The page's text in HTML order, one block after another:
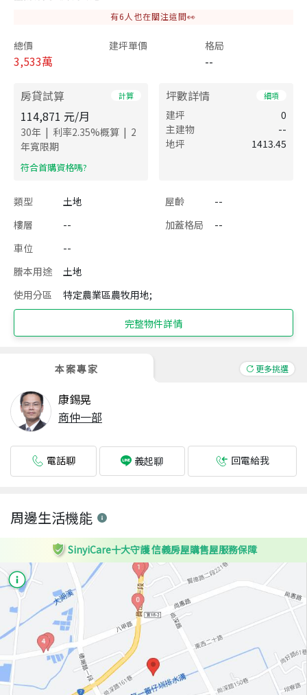
有6 人也在關注這間👀
總價
3,533萬
建坪單價 格局
--
房貸試算 計算
114,871 元/月
30年 | 利率2.35%概算 | 2
年寬限期
​符合首購資格嗎?
坪數詳情 細項
建坪
0
主建物
--
地坪
1413.45
類型 土地 屋齡
--
樓層
-- 加蓋格局
--
車位
--
謄本用途
土地
使用分區
特定農業區農牧用地;
完整物件詳情
本案專家 更多挑選
康錫晃
商仲一部
電話聊 義起聊 回電給我
周邊生活機能
SinyiCare十大守護 信義房屋購售屋服務保障